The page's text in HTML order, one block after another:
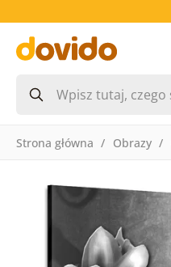
Strona główna Obrazy